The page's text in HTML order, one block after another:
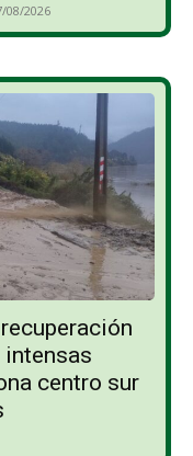
08/2026
centro sur